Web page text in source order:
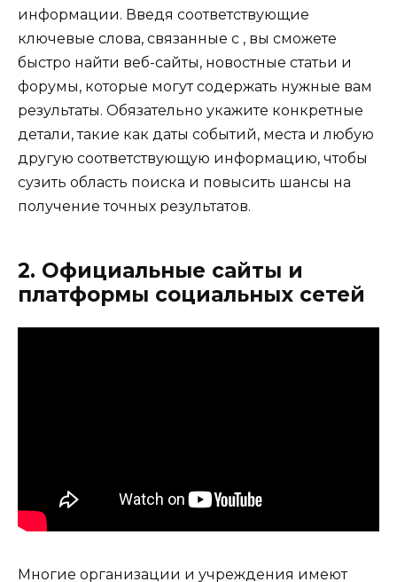
информации. Введя соответствующие
ключевые слова, связанные с , вы сможете
быстро найти веб-сайты, новостные статьи и
форумы, которые могут содержать нужные вам
результаты. Обязательно укажите конкретные
детали, такие как даты событий, места и любую
другую соответствующую информацию, чтобы
сузить область поиска и повысить шансы на
получение точных результатов.
2. Официальные сайты и
платформы социальных сетей
Многие организации и учреждения имеют